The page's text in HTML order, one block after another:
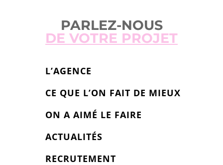
PARLEZ-NOUS
DE VOTRE PROJET
L’AGENCE
CE QUE L’ON FAIT DE MIEUX
ON A AIMÉ LE FAIRE
ACTUALITÉS
RECRUTEMENT